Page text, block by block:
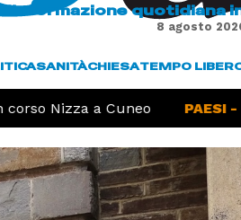
L'informazione quotidiana
8 agosto
SANITÀCHIESATEMPO
Nizza a Cuneo PAESI -